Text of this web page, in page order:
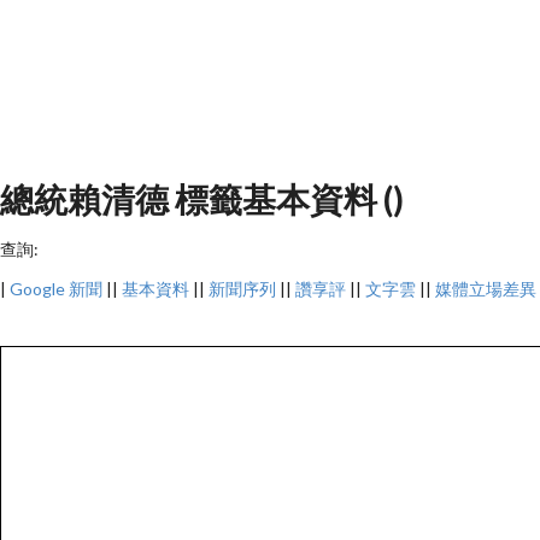
總統賴清德 標籤基本資料 ()
查詢:
| Google 新聞 || 基本資料 || 新聞序列 || 讚享評 || 文字雲 || 媒體立場差異